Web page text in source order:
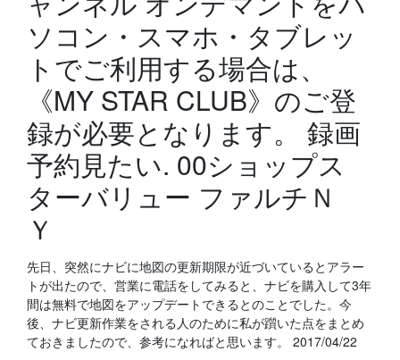
ソコン・スマホ・タブレッ
トでご利用する場合は、
《MY STAR CLUB》のご登
録が必要となります。 録画
予約見たい. 00ショップス
ターバリュー ファルチＮ
Ｙ
先日、突然にナビに地図の更新期限が近づいているとアラー
トが出たので、営業に電話をしてみると、ナビを購入して3年
間は無料で地図をアップデートできるとのことでした。今
後、ナビ更新作業をされる人のために私が躓いた点をまとめ
ておきましたので、参考になればと思います。 2017/04/22